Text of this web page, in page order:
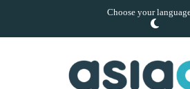
Choose your